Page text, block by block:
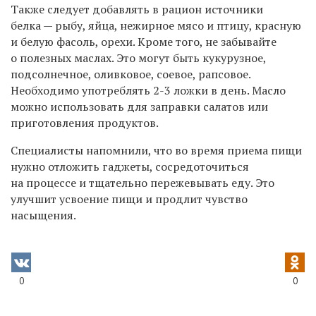
Также следует добавлять в рацион источники
белка — рыбу, яйца, нежирное мясо и птицу, красную
и белую фасоль, орехи. Кроме того, не забывайте
о полезных маслах. Это могут быть кукурузное,
подсолнечное, оливковое, соевое, рапсовое.
Необходимо употреблять 2-3 ложки в день. Масло
можно использовать для заправки салатов или
приготовления продуктов.
Специалисты напомнили, что во время приема пищи
нужно отложить гаджеты, сосредоточиться
на процессе и тщательно пережевывать еду. Это
улучшит усвоение пищи и продлит чувство
насыщения.
0 0